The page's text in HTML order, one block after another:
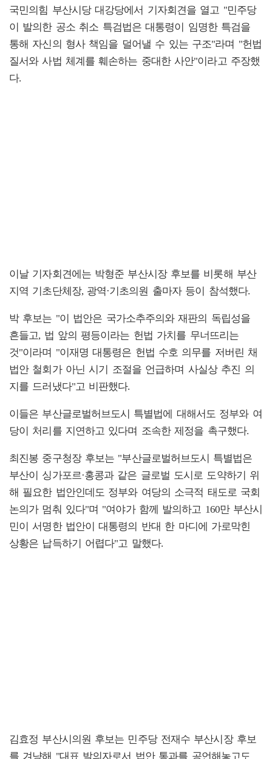
국민의힘 부산시당 대강당에서 기자회견을 열고 "민주당
이 발의한 공소 취소 특검법은 대통령이 임명한 특검을
통해 자신의 형사 책임을 덜어낼 수 있는 구조"라며 "헌법
질서와 사법 체계를 훼손하는 중대한 사안"이라고 주장했
다.
이날 기자회견에는 박형준 부산시장 후보를 비롯해 부산
지역 기초단체장, 광역·기초의원 출마자 등이 참석했다.
박 후보는 "이 법안은 국가소추주의와 재판의 독립성을
흔들고, 법 앞의 평등이라는 헌법 가치를 무너뜨리는
것"이라며 "이재명 대통령은 헌법 수호 의무를 저버린 채
법안 철회가 아닌 시기 조절을 언급하며 사실상 추진 의
지를 드러냈다"고 비판했다.
이들은 부산글로벌허브도시 특별법에 대해서도 정부와 여
당이 처리를 지연하고 있다며 조속한 제정을 촉구했다.
최진봉 중구청장 후보는 "부산글로벌허브도시 특별법은
부산이 싱가포르·홍콩과 같은 글로벌 도시로 도약하기 위
해 필요한 법안인데도 정부와 여당의 소극적 태도로 국회
논의가 멈춰 있다"며 "여야가 함께 발의하고 160만 부산시
민이 서명한 법안이 대통령의 반대 한 마디에 가로막힌
상황은 납득하기 어렵다"고 말했다.
김효정 부산시의원 후보는 민주당 전재수 부산시장 후보